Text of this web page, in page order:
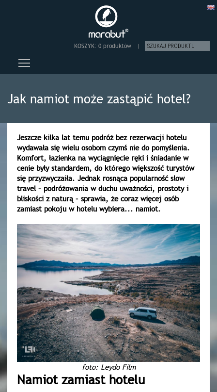
KOSZYK: 0 produktów|
Jak namiot może zastąpić hotel?
Jeszcze kilka lat temu podróż bez rezerwacji hotelu
wydawała się wielu osobom czymś nie do pomyślenia.
Komfort, łazienka na wyciągnięcie ręki i śniadanie w
cenie były standardem, do którego większość turystów
się przyzwyczaiła. Jednak rosnąca popularność slow
travel – podróżowania w duchu uważności, prostoty i
bliskości z naturą – sprawia, że coraz więcej osób
zamiast pokoju w hotelu wybiera... namiot.
foto: Leydo Film
Namiot zamiast hotelu